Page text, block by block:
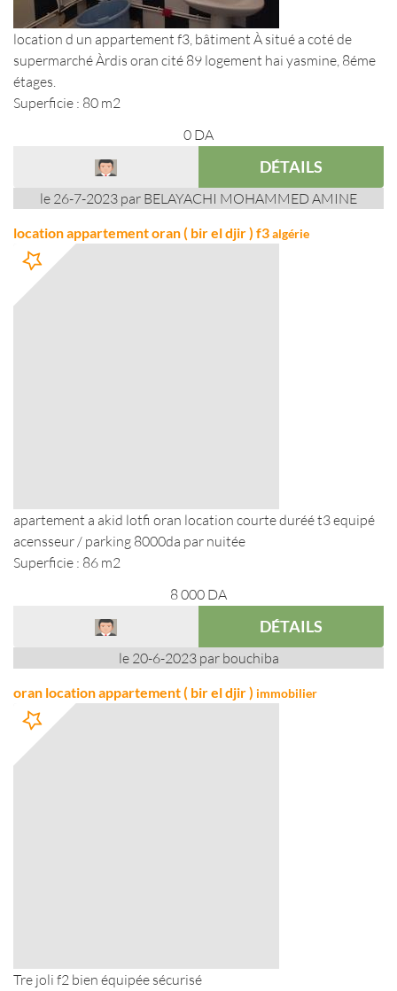
location d un appartement f3, bâtiment À situé a coté de
supermarché Àrdis oran cité 89 logement hai yasmine, 8éme
étages.
Superficie : 80 m2
0 DA
DÉTAILS
le 26-7-2023 par BELAYACHI MOHAMMED AMINE
location appartement oran ( bir el djir ) f3algérie
apartement a akid lotfi oran location courte duréé t3 equipé
acensseur / parking 8000da par nuitée
Superficie : 86 m2
8 000 DA
DÉTAILS
le 20-6-2023 par bouchiba
oran location appartement ( bir el djir ) immobilier
Tre joli f2 bien équipée sécurisé